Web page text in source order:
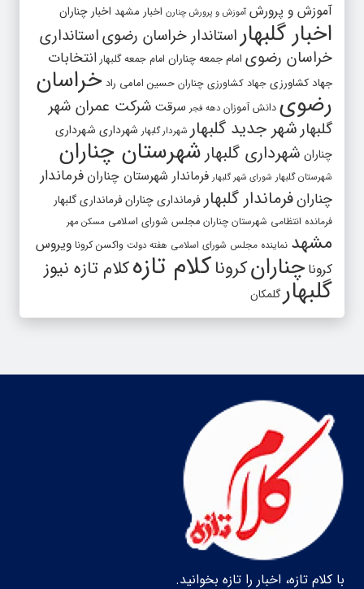
آموزش و پرورش آموزش و پرورش چنارن اخبار مشهد اخبار چناران
اخبار گلبهار استاندار خراسان رضویاستانداری
خراسان رضوی امام جمعه چناران امام جمعه گلبهار انتخابات
جهاد کشاورزی جهاد کشاورزی چناران حسین امامی راد خراسان
رضوی دانش آموزان دهه فجر سرقت شرکت عمران شهر
گلبهار شهر جدید گلبهار شهردار گلبهار شهرداری شهرداری
چناران شهرداری گلبهار شهرستان چناران
شهرستان گلبهار شورای شهر گلبهار فرماندار شهرستان چناران فرماندار
چنارانفرماندار گلبهار فرمانداری چنارانفرمانداری گلبهار
فرمانده انتظامی شهرستان چناران مجلس شورای اسلامی مسکن مهر
مشهد نماینده مجلس شورای اسلامی هفته دولت واکسن کرونا ویروس
کرونا چنارانکروناکلام تازهکلام تازه نیوز
گلبهار گلمکان
با کلام تازه، اخبار را تازه بخوانید.